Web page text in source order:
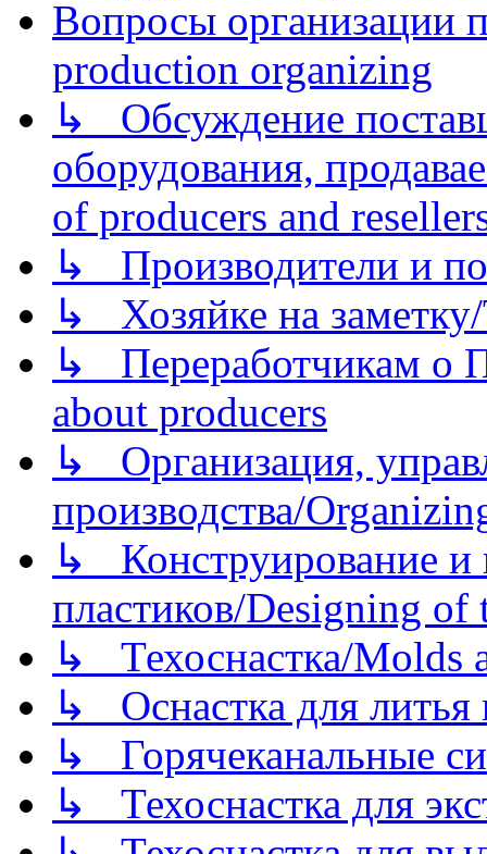
Вопросы организации
production organizing
↳ Обсуждение
оборудования,
of producers and
↳ Производители и
↳ Хозяйке на
↳ Переработчикам о
about producers
↳ Организация,
производства/
↳ Конструирование и
пластиков/Designing of
↳ Техоснастка/Molds
↳ Оснастка для литья
↳ Горячеканальные
↳ Техоснастка для